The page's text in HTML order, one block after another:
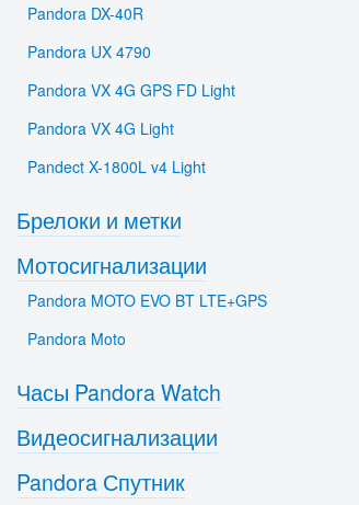
Pandora DX-40R
Pandora UX 4790
Pandora VX 4G GPS FD Light
Pandora VX 4G Light
Pandect X-1800L v4 Light
Брелоки и метки
Мотосигнализации
Pandora MOTO EVO BT LTE+GPS
Pandora Moto
Часы Pandora Watch
Видеосигнализации
Pandora Спутник